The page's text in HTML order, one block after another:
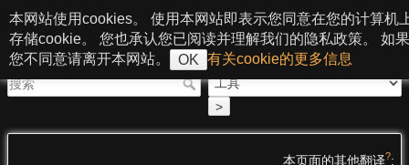
跳至内容
c:geo User Guide
>
本页面的其他翻译?:
本网站使用cookies。 使用本网站即表示您同意在您的计算机
存储cookie。 您也承认您已阅读并理解我们的隐私政策。 如果
您不同意请离开本网站。
OK 有关cookie的更多信息